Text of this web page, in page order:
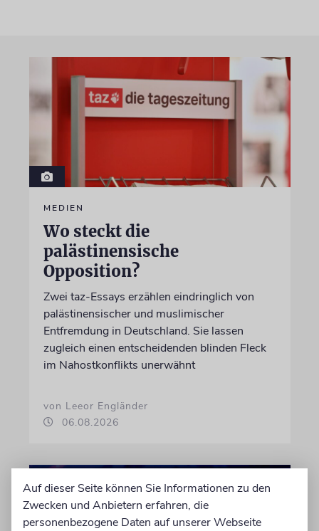
MEDIEN
Wo steckt die
palästinensische
Opposition?
Zwei taz-Essays erzählen eindringlich von
palästinensischer und muslimischer
Entfremdung in Deutschland. Sie lassen
zugleich einen entscheidenden blinden Fleck
im Nahostkonflikts unerwähnt
von Leeor Engländer
06.08.2026
Auf dieser Seite können Sie Informationen zu den
Zwecken und Anbietern erfahren, die
personenbezogene Daten auf unserer Webseite